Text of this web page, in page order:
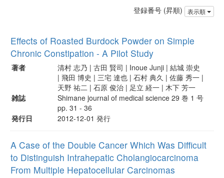
登録番号 (昇順) 表示順
Effects of Roasted Burdock Powder on Simple
Chronic Constipation - A Pilot Study
著者
清村 志乃 | 古田 賢司 | Inoue Junji | 結城 崇史
| 飛田 博史 | 三宅 達也 | 石村 典久 | 佐藤 秀一 |
天野 祐二 | 石原 俊治 | 足立 経一 | 木下 芳一
雑誌
Shimane journal of medical science 29 巻 1 号
pp. 31 - 36
発行日
2012-12-01 発行
A Case of the Double Cancer Which Was Difficult
to Distinguish Intrahepatic Cholangiocarcinoma
From Multiple Hepatocellular Carcinomas